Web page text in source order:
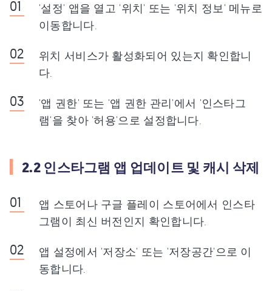
'설정' 앱을 열고 '위치' 또는 '위치 정보' 메뉴로
이동합니다.
위치 서비스가 활성화되어 있는지 확인합니
다.
'앱 권한' 또는 '앱 권한 관리'에서 '인스타그
램'을 찾아 '허용'으로 설정합니다.
2.2 인스타그램 앱 업데이트 및 캐시 삭제
앱 스토어나 구글 플레이 스토어에서 인스타
그램이 최신 버전인지 확인합니다.
앱 설정에서 '저장소' 또는 '저장공간'으로 이
동합니다.